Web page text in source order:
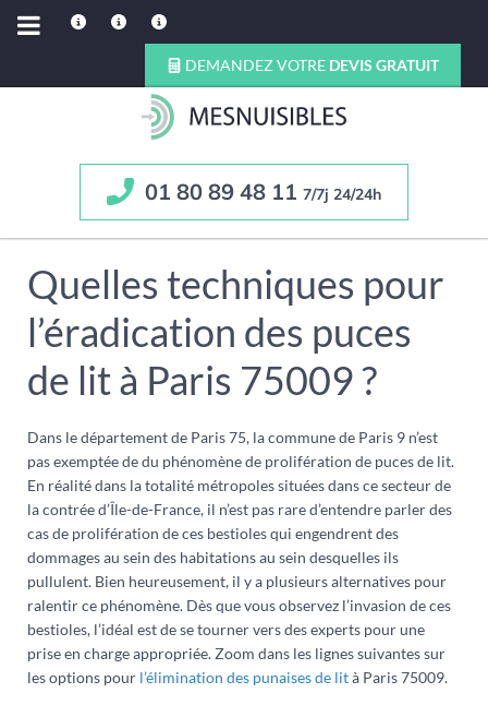
DEMANDEZ VOTRE DEVIS GRATUIT
01 80 89 48 11 7/7j 24/24h
Quelles techniques pour
l’éradication des puces
de lit à Paris 75009 ?
Dans le département de Paris 75, la commune de Paris 9 n’est
pas exemptée de du phénomène de prolifération de puces de lit.
En réalité dans la totalité métropoles situées dans ce secteur de
la contrée d’Île-de-France, il n’est pas rare d’entendre parler des
cas de prolifération de ces bestioles qui engendrent des
dommages au sein des habitations au sein desquelles ils
pullulent. Bien heureusement, il y a plusieurs alternatives pour
ralentir ce phénomène. Dès que vous observez l’invasion de ces
bestioles, l’idéal est de se tourner vers des experts pour une
prise en charge appropriée. Zoom dans les lignes suivantes sur
les options pour l’élimination des punaises de lità Paris 75009.